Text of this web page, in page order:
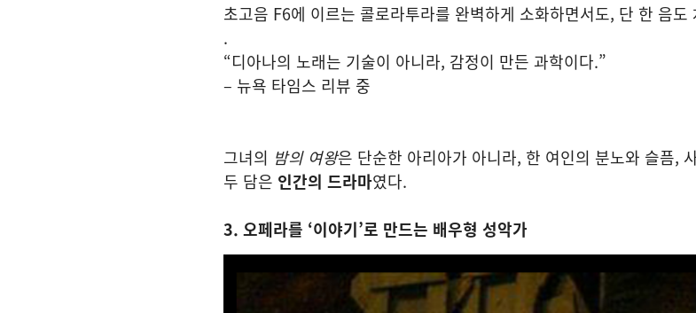
초고음 F6에 이르는 콜로라투라를 완벽하게 소화하면서도, 단 한 음도
.
“디아나의 노래는 기술이 아니라, 감정이 만든 과학이다.”
– 뉴욕 타임스 리뷰 중
그녀의 밤의 여왕은 단순한 아리아가 아니라, 한 여인의 분노와 슬픔,
두 담은 인간의 드라마였다.
3. 오페라를 ‘이야기’로 만드는 배우형 성악가